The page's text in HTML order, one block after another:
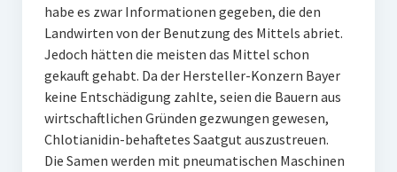
habe es zwar Informationen gegeben, die den
Landwirten von der Benutzung des Mittels abriet.
Jedoch hätten die meisten das Mittel schon
gekauft gehabt. Da der Hersteller-Konzern Bayer
keine Entschädigung zahlte, seien die Bauern aus
wirtschaftlichen Gründen gezwungen gewesen,
Chlotianidin-behaftetes Saatgut auszustreuen.
Die Samen werden mit pneumatischen Maschinen